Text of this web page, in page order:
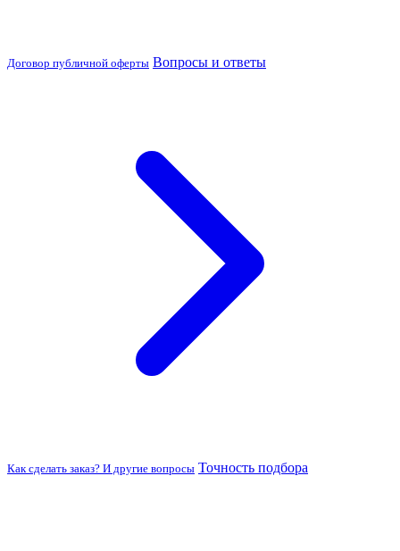
Договор публичной оферты Вопросы и ответы
Как сделать заказ? И другие вопросы Точность подбора